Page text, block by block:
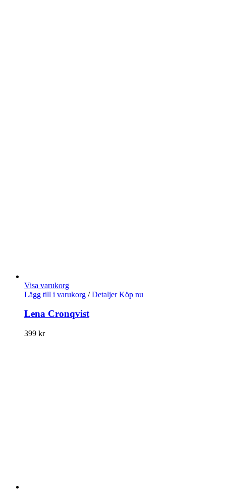
Visa varukorg
Lägg till i varukorg / Detaljer Köp nu
Lena Cronqvist
399 kr